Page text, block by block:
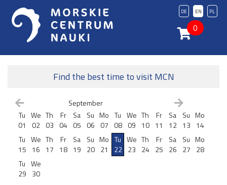
PL
EN
DE
0
Find the best time to visit MCN
September
Tu
01
We
02
Th
03
Fr
04
Sa
05
Su
06
Mo
07
Tu
08
We
09
Th
10
Fr
11
Sa
12
Su
13
Mo
14
Tu
15
We
16
Th
17
Fr
18
Sa
19
Su
20
Mo
21
Tu
22
We
23
Th
24
Fr
25
Sa
26
Su
27
Mo
28
Tu
29
We
30